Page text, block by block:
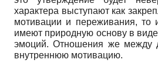
характера выступают как
мотивации и переживания, то
имеют природную основу в
эмоций. Отношения же между
внутреннюю мотивацию.